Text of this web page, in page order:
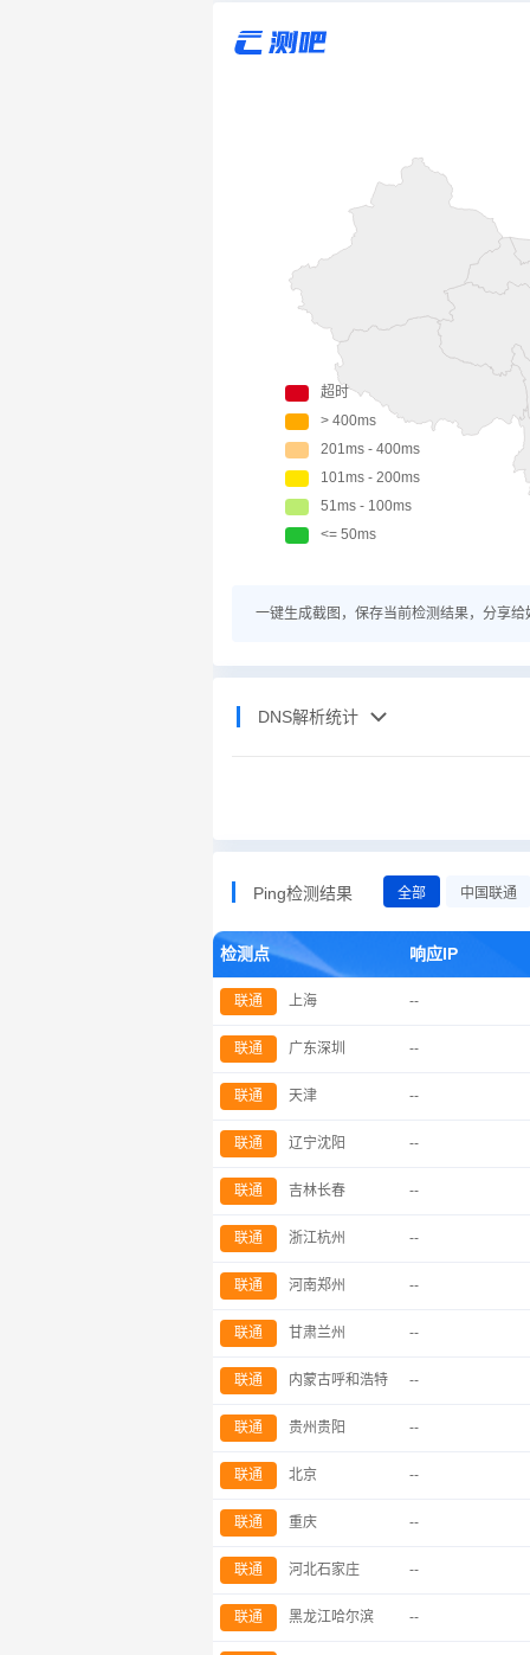
一键生成截图，保存当前检测结果，分享给
DNS解析统计
Ping检测结果 全部 中国联通
检测点 响应IP
联通 上海 --
联通 广东深圳 --
联通 天津 --
联通 辽宁沈阳 --
联通 吉林长春 --
联通 浙江杭州 --
联通 河南郑州 --
联通 甘肃兰州 --
联通 内蒙古呼和浩特 --
联通 贵州贵阳 --
联通 北京 --
联通 重庆 --
联通 河北石家庄 --
联通 黑龙江哈尔滨 --